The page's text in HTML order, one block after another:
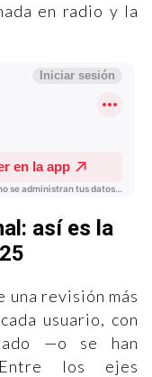
en radio y la
así es la
una revisión más
usuario, con
—o se han
los ejes